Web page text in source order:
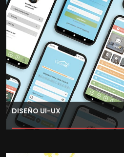
DISEÑO UI-UX
principios de UX/UI desde la